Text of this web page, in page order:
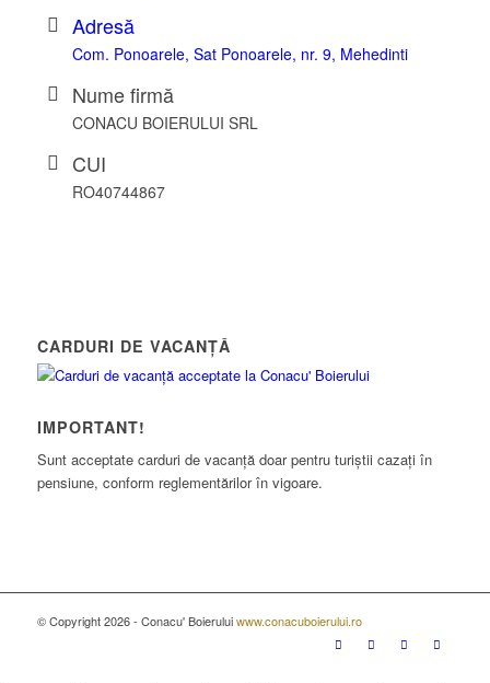
Adresă
Com. Ponoarele, Sat Ponoarele, nr. 9, Mehedinti
Nume firmă
CONACU BOIERULUI SRL
CUI
RO40744867
CARDURI DE VACANȚĂ
IMPORTANT!
Sunt acceptate carduri de vacanță doar pentru turiștii cazați în
pensiune, conform reglementărilor în vigoare.
© Copyright 2026 - Conacu' Boieruluiwww.conacuboierului.ro